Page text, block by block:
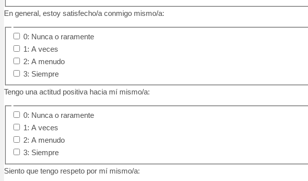
En general, estoy satisfecho/a conmigo mismo/a:
0: Nunca o raramente
1: A veces
2: A menudo
3: Siempre
Tengo una actitud positiva hacia mí mismo/a:
0: Nunca o raramente
1: A veces
2: A menudo
3: Siempre
Siento que tengo respeto por mí mismo/a: